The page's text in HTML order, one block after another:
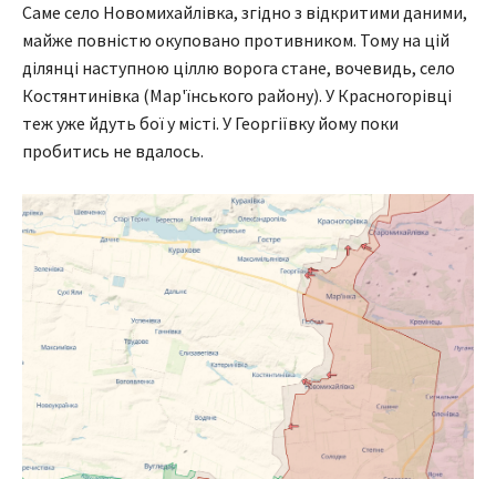
Саме село Новомихайлівка, згідно з відкритими даними,
майже повністю окуповано противником. Тому на цій
ділянці наступною ціллю ворога стане, вочевидь, село
Костянтинівка (Мар'їнського району). У Красногорівці
теж уже йдуть бої у місті. У Георгіївку йому поки
пробитись не вдалось.